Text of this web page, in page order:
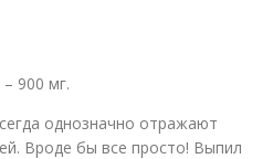
900 мг.
однозначно отражают
Вроде бы все просто! Выпил